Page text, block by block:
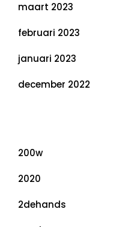
maart 2023
februari 2023
januari 2023
december 2022
200w
2020
2dehands